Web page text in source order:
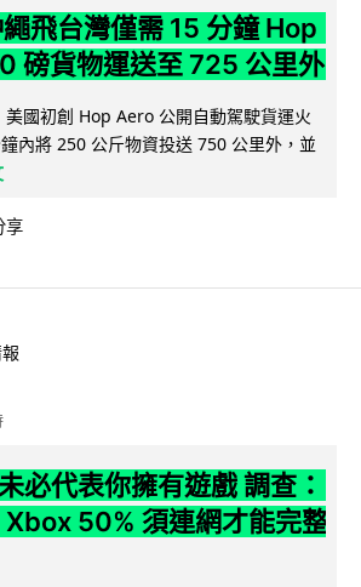
飛台灣僅需 15 分鐘 Hop
磅貨物運送至 725 公里外
美國初創 Hop Aero 公開自動駕駛貨運火
內將 250 公斤物資投送 750 公里外，並
享
必代表你擁有遊戲 調查：
50% 須連網才能完整